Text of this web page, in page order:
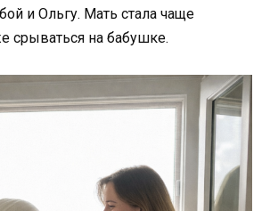
и Ольгу. Мать стала чаще
срываться на бабушке.